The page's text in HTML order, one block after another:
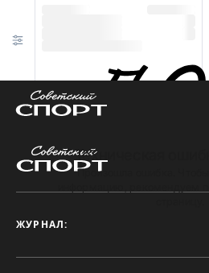
Техническая
Произошла ошибка.
ЖУРНАЛ: